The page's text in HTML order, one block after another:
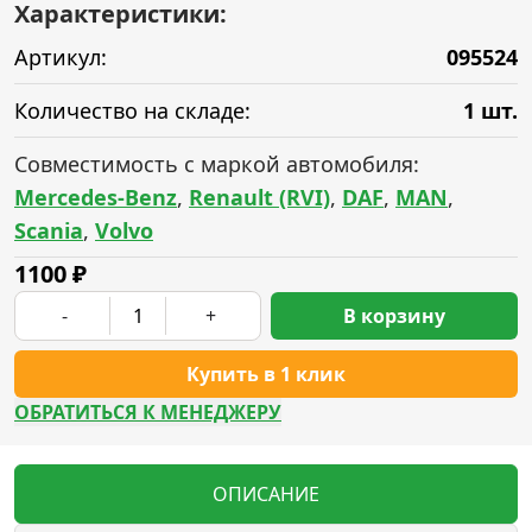
Характеристики:
Артикул:
095524
Количество на складе:
1 шт.
Совместимость с маркой автомобиля:
Mercedes-Benz, Renault (RVI), DAF, MAN,
Scania, Volvo
1100₽
- +
Купить в 1 клик
В корзину
ОБРАТИТЬСЯ К МЕНЕДЖЕРУ
ОПИСАНИЕ